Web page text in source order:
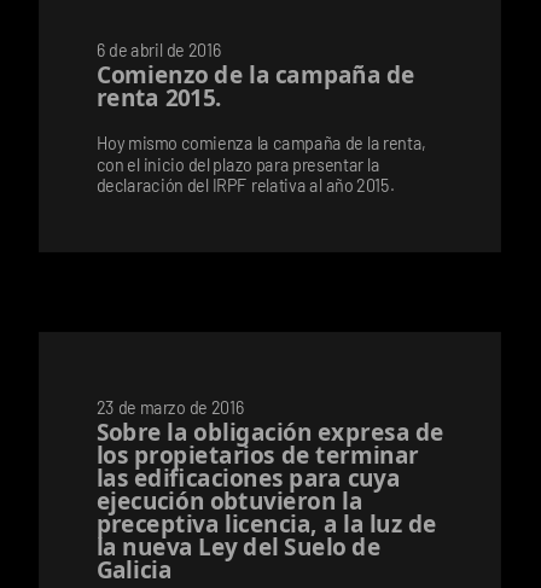
6 de abril de 2016
Comienzo de la campaña de
renta 2015.
Hoy mismo comienza la campaña de la renta,
con el inicio del plazo para presentar la
declaración del IRPF relativa al año 2015.
23 de marzo de 2016
Sobre la obligación expresa de
los propietarios de terminar
las edificaciones para cuya
ejecución obtuvieron la
preceptiva licencia, a la luz de
la nueva Ley del Suelo de
Galicia